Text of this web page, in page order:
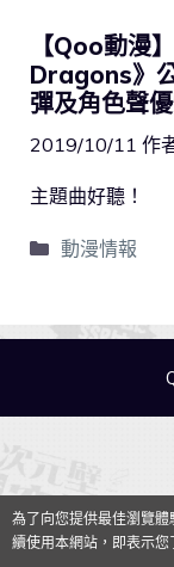
【Qoo動漫
Dragons》
彈及角色聲優
2019/10/11 作
主題曲好聽！
動漫情報
為了向您提供最佳瀏覽
續使用本網站，即表示